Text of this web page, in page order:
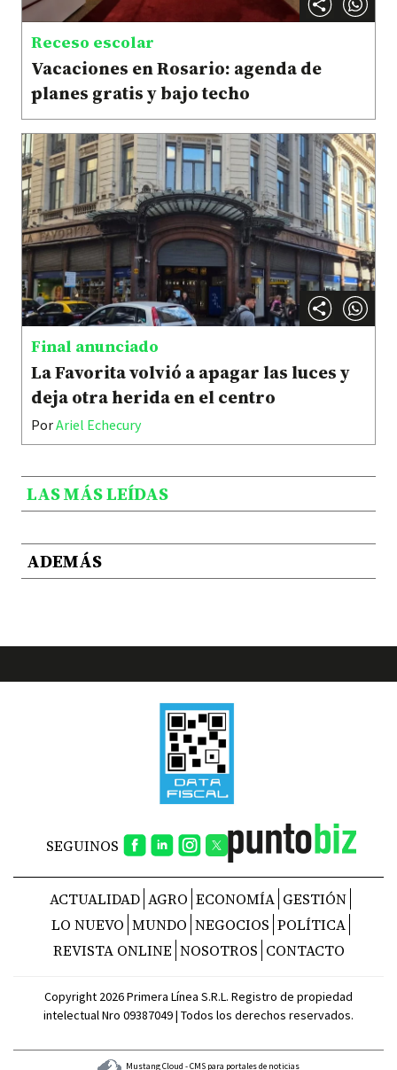
Receso escolar
Vacaciones en Rosario: agenda de
planes gratis y bajo techo
Final anunciado
La Favorita volvió a apagar las luces y
deja otra herida en el centro
PorAriel Echecury
LAS MÁS LEÍDAS
ADEMÁS
SEGUINOS
ACTUALIDAD AGRO ECONOMÍA GESTIÓN
LO NUEVO MUNDO NEGOCIOS POLÍTICA
REVISTA ONLINE NOSOTROS CONTACTO
Copyright 2026 Primera Línea S.R.L. Registro de propiedad
intelectual Nro 09387049 | Todos los derechos reservados.
Mustang Cloud - CMS para portales de noticias